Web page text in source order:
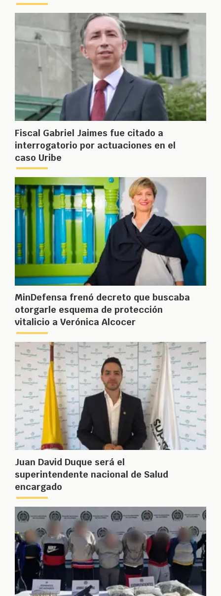
Fiscal Gabriel Jaimes fue citado a
interrogatorio por actuaciones en el
caso Uribe
MinDefensa frenó decreto que buscaba
otorgarle esquema de protección
vitalicio a Verónica Alcocer
Juan David Duque será el
superintendente nacional de Salud
encargado